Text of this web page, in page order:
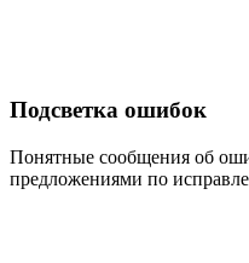
Подсветка ошибок
Понятные сообщения об
предложениями по